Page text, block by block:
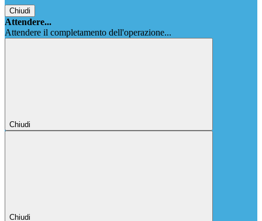
Chiudi
Attendere...
Attendere il completamento dell'operazione...
Chiudi
Chiudi